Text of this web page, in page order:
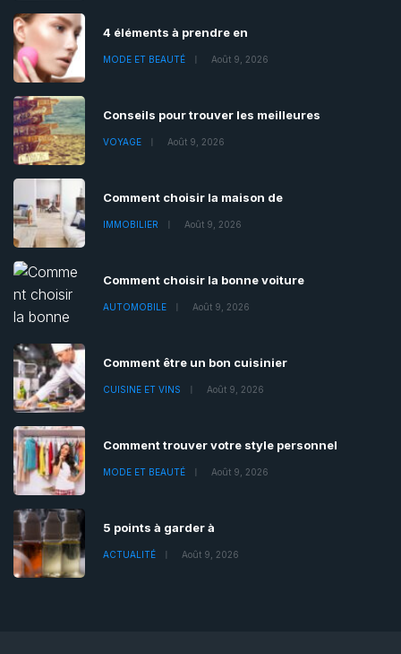
4 éléments à prendre en
MODE ET BEAUTÉ Août 9, 2026
Conseils pour trouver les meilleures
VOYAGE Août 9, 2026
Comment choisir la maison de
IMMOBILIER Août 9, 2026
Comment choisir la bonne voiture
AUTOMOBILE Août 9, 2026
Comment être un bon cuisinier
CUISINE ET VINS Août 9, 2026
Comment trouver votre style personnel
MODE ET BEAUTÉ Août 9, 2026
5 points à garder à
ACTUALITÉ Août 9, 2026